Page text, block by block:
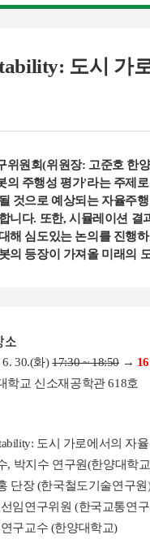
도시 가
위원회(위원장: 고준호 한
의 주행성 평가'라는 주제
것으로 예상되는 자율주
니다. 또한, 시뮬레이션
해 심도있는 논의를 진행
의 등장이 가져올 미래의
소
6. 30.(화)17:30 ~ 18:50→
학교 신소재공학관 618호
도시 가로에서의 자
, 박지수 연구원(한양대학
단장 (한국철도기술연구원
연구위원 (한국교통연구
교수 (한양대학교)